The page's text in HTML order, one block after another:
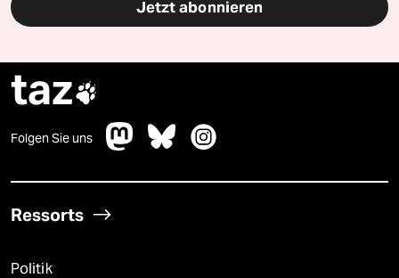
Jetzt abonnieren
taz
Folgen Sie uns
Ressorts
Politik